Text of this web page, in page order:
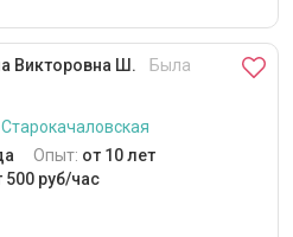
Викторовна Ш.
Была
Опыт: от 10 лет
500 руб/час